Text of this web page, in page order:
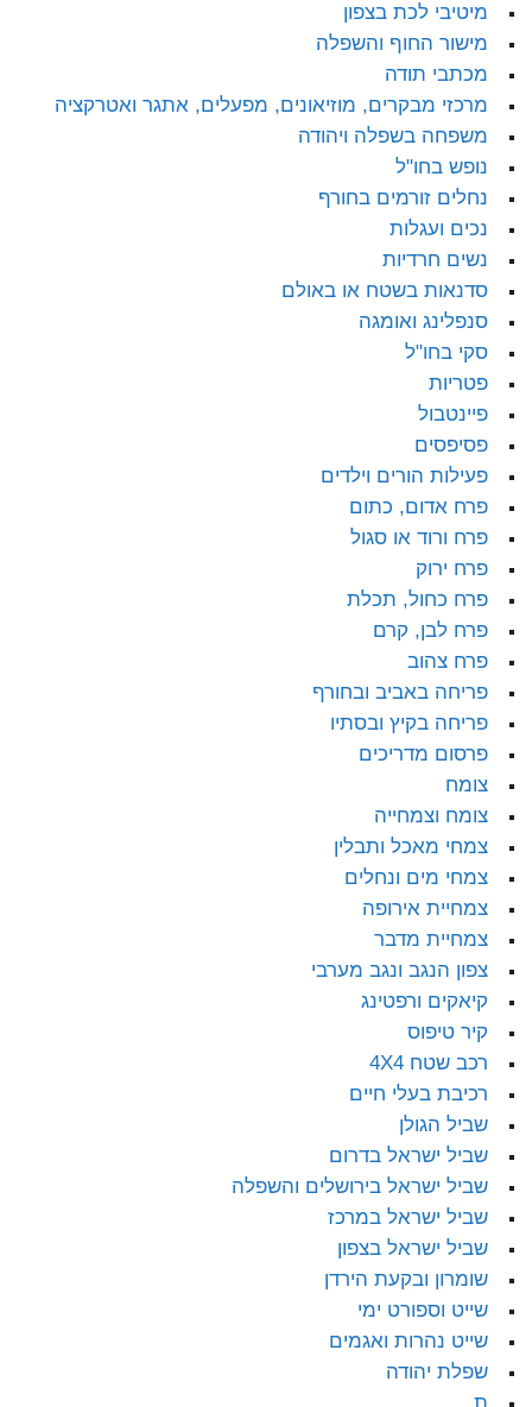
מיטיבי לכת בצפון
מישור החוף והשפלה
מכתבי תודה
מרכזי מבקרים, מוזיאונים, מפעלים, אתגר ואטרקציה
משפחה בשפלה ויהודה
נופש בחו"ל
נחלים זורמים בחורף
נכים ועגלות
נשים חרדיות
סדנאות בשטח או באולם
סנפלינג ואומגה
סקי בחו"ל
פטריות
פיינטבול
פסיפסים
פעילות הורים וילדים
פרח אדום, כתום
פרח ורוד או סגול
פרח ירוק
פרח כחול, תכלת
פרח לבן, קרם
פרח צהוב
פריחה באביב ובחורף
פריחה בקיץ ובסתיו
פרסום מדריכים
צומח
צומח וצמחייה
צמחי מאכל ותבלין
צמחי מים ונחלים
צמחיית אירופה
צמחיית מדבר
צפון הנגב ונגב מערבי
קיאקים ורפטינג
קיר טיפוס
רכב שטח 4X4
רכיבת בעלי חיים
שביל הגולן
שביל ישראל בדרום
שביל ישראל בירושלים והשפלה
שביל ישראל במרכז
שביל ישראל בצפון
שומרון ובקעת הירדן
שייט וספורט ימי
שייט נהרות ואגמים
שפלת יהודה